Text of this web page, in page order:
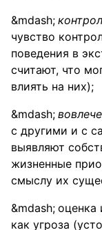
чувство
поведения в
считают, что
влиять на них);
с другими и с
выявляют
жизненные
смыслу их
оценка
как угроза